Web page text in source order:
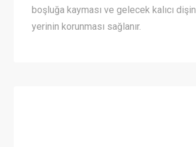
boşluğa kayması ve gelecek kalıcı dişin
yerinin korunması sağlanır.